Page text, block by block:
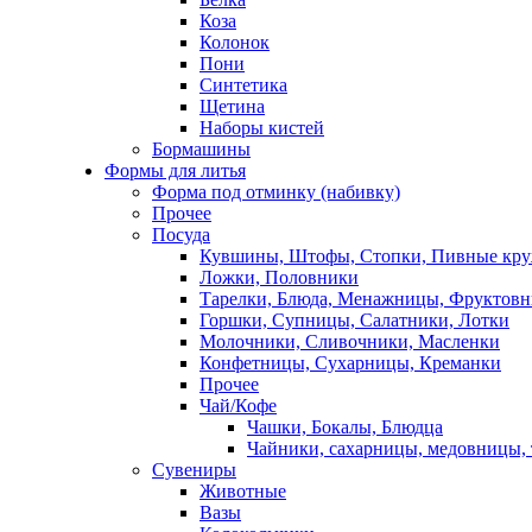
Коза
Колонок
Пони
Синтетика
Щетина
Наборы кистей
Бормашины
Формы для литья
Форма под отминку (набивку)
Прочее
Посуда
Кувшины, Штофы, Стопки, Пивные
Ложки, Половники
Тарелки, Блюда, Менажницы,
Горшки, Супницы, Салатники, Лотки
Молочники, Сливочники, Масленки
Конфетницы, Сухарницы, Креманки
Прочее
Чай/Кофе
Чашки, Бокалы, Блюдца
Чайники, сахарницы, медовницы,
Сувениры
Животные
Вазы